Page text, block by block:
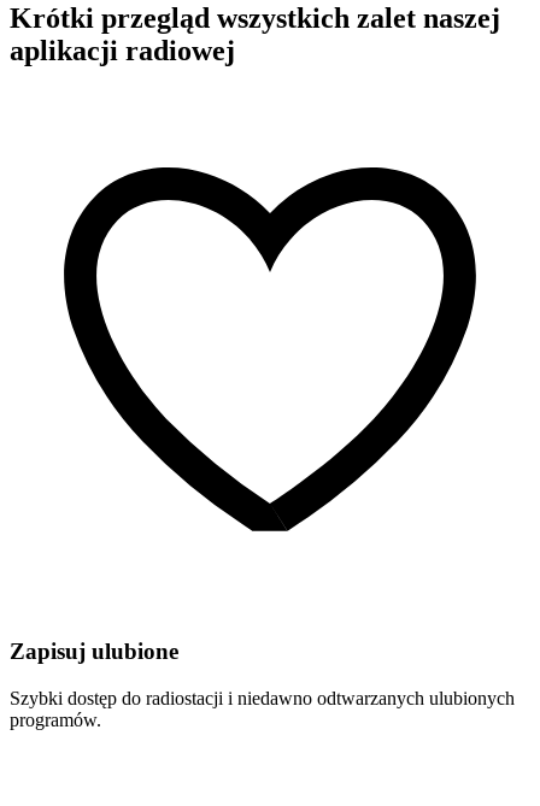
Krótki przegląd wszystkich zalet naszej
aplikacji radiowej
Zapisuj ulubione
Szybki dostęp do radiostacji i niedawno odtwarzanych ulubionych
programów.